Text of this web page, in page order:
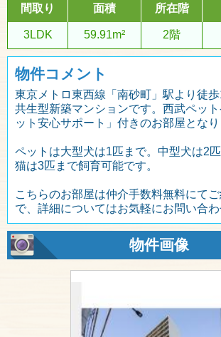
間取り 面積 所在階
3LDK 59.91m² 2階
物件コメント
東京メトロ東西線「南砂町」駅より徒
共生型新築マンションです。西武ペッ
ット安心サポート」付きのお部屋となり
ペットは大型犬は1匹まで。中型犬は2
猫は3匹まで飼育可能です。
こちらのお部屋は仲介手数料無料にて
で、詳細についてはお気軽にお問い合わ
物件画像